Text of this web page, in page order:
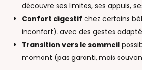
découvre ses limites, ses appuis,
Confort digestif chez certains
inconfort), avec des gestes
Transition vers le sommeil
moment (pas garanti, mais